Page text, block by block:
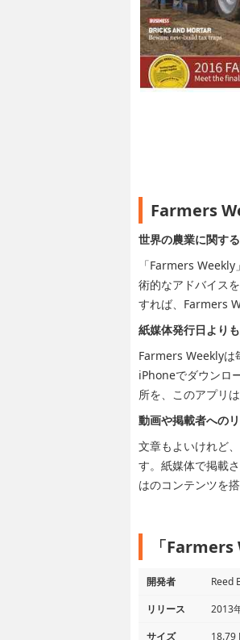
Farmers
世界の農業に関す
「Farmers
術的なアドバイス
すれば、Farmers
紙媒体発行日より
Farmers Weeklyは
iPhoneでダウンロ
所を、このアプリ
動画や掲載者への
文章もよいけれど
す。紙媒体で掲載
はのコンテンツを
「
開発者
Reed
リリース
2013
サイズ
18.79